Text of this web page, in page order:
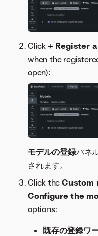
Click + Register
when the
open):
モデルの登録パネ
されます。
Click the Custom
Configure the
options:
既存の登録ワ